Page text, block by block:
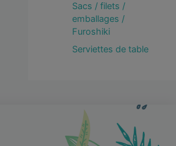
Sacs / filets /
emballages /
Furoshiki
Serviettes de table